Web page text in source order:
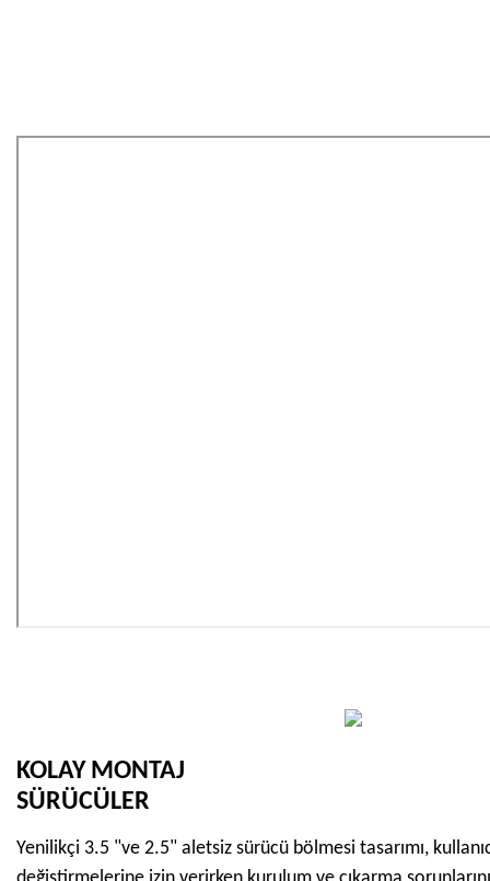
KOLAY MONTAJ
SÜRÜCÜLER
Yenilikçi 3.5 "ve 2.5" aletsiz sürücü bölmesi tasarımı,